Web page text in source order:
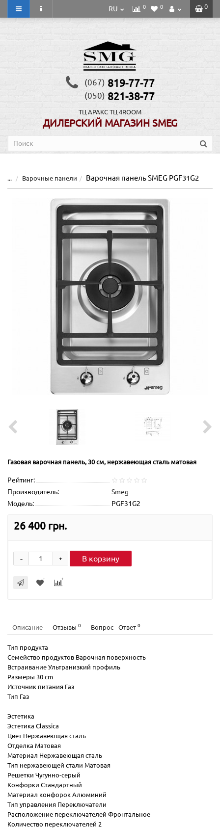
0
RU 0 0
(067) 819-77-77
(050) 821-38-77
ТЦ АРАКС ТЦ 4ROOM
ДИЛЕРСКИЙ МАГАЗИН SMEG
... Варочные панели Варочная панель SMEG PGF31G2
Газовая варочная панель, 30 cм, нержавеющая сталь матовая
Рейтинг:
Производитель:
Smeg
Модель:
PGF31G2
26 400 грн.
+
- В корзину
Описание Отзывы 0 Вопрос - Ответ 0
Тип продукта
Семейство продуктов Варочная поверхность
Встраивание Ультранизкий профиль
Размеры 30 cm
Источник питания Газ
Тип Газ
Эстетика
Эстетика Classica
Цвет Нержавеющая сталь
Отделка Матовая
Материал Нержавеющая сталь
Тип нержавеющей стали Матовая
Решетки Чугунно-серый
Конфорки Стандартный
Материал конфорок Алюминий
Тип управления Переключатели
Расположение переключателей Фронтальное
Количество переключателей 2